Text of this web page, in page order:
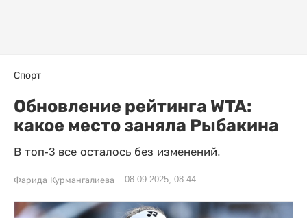
Спорт
Обновление рейтинга WTA:
какое место заняла Рыбакина
В топ-3 все осталось без изменений.
Фарида Курмангалиева 08.09.2025, 08:44